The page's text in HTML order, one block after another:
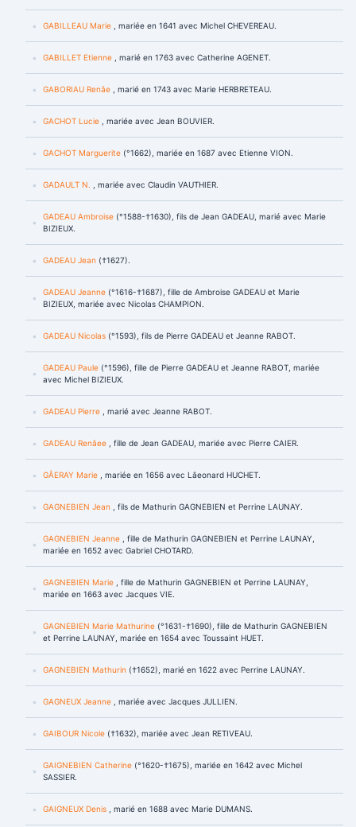
GABILLEAU Marie , mariée en 1641 avec Michel CHEVEREAU.
GABILLET Etienne , marié en 1763 avec Catherine AGENET.
GABORIAU Renâe , marié en 1743 avec Marie HERBRETEAU.
GACHOT Lucie , mariée avec Jean BOUVIER.
GACHOT Marguerite (°1662), mariée en 1687 avec Etienne VION.
GADAULT N. , mariée avec Claudin VAUTHIER.
GADEAU Ambroise (°1588-†1630), fils de Jean GADEAU, marié avec Marie
BIZIEUX.
GADEAU Jean (†1627).
GADEAU Jeanne (°1616-†1687), fille de Ambroise GADEAU et Marie
BIZIEUX, mariée avec Nicolas CHAMPION.
GADEAU Nicolas (°1593), fils de Pierre GADEAU et Jeanne RABOT.
GADEAU Paule (°1596), fille de Pierre GADEAU et Jeanne RABOT, mariée
avec Michel BIZIEUX.
GADEAU Pierre , marié avec Jeanne RABOT.
GADEAU Renâee , fille de Jean GADEAU, mariée avec Pierre CAIER.
GÂERAY Marie , mariée en 1656 avec Lâeonard HUCHET.
GAGNEBIEN Jean , fils de Mathurin GAGNEBIEN et Perrine LAUNAY.
GAGNEBIEN Jeanne , fille de Mathurin GAGNEBIEN et Perrine LAUNAY,
mariée en 1652 avec Gabriel CHOTARD.
GAGNEBIEN Marie , fille de Mathurin GAGNEBIEN et Perrine LAUNAY,
mariée en 1663 avec Jacques VIE.
GAGNEBIEN Marie Mathurine (°1631-†1690), fille de Mathurin GAGNEBIEN
et Perrine LAUNAY, mariée en 1654 avec Toussaint HUET.
GAGNEBIEN Mathurin (†1652), marié en 1622 avec Perrine LAUNAY.
GAGNEUX Jeanne , mariée avec Jacques JULLIEN.
GAIBOUR Nicole (†1632), mariée avec Jean RETIVEAU.
GAIGNEBIEN Catherine (°1620-†1675), mariée en 1642 avec Michel
SASSIER.
GAIGNEUX Denis , marié en 1688 avec Marie DUMANS.